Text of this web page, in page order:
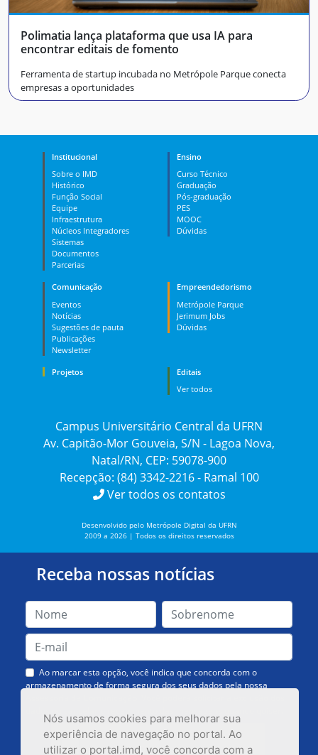
Nós usamos cookies para melhorar sua
experiência de navegação no portal. Ao
utilizar o portal.imd, você concorda com a
Polimatia lança plataforma que usa IA para
encontrar editais de fomento
Ferramenta de startup incubada no Metrópole Parque conecta
empresas a oportunidades
Institucional
Sobre o IMD
Histórico
Função Social
Equipe
Infraestrutura
Núcleos Integradores
Sistemas
Documentos
Parcerias
Ensino
Curso Técnico
Graduação
Pós-graduação
PES
MOOC
Dúvidas
Comunicação
Eventos
Notícias
Sugestões de pauta
Publicações
Newsletter
Empreendedorismo
Metrópole Parque
Jerimum Jobs
Dúvidas
Projetos
Editais
Ver todos
Campus Universitário Central da UFRN
Av. Capitão-Mor Gouveia, S/N - Lagoa Nova,
Natal/RN, CEP: 59078-900
Recepção: (84) 3342-2216 - Ramal 100
Ver todos os contatos
Desenvolvido pelo Metrópole Digital da UFRN
2009 a 2026 | Todos os direitos reservados
Receba nossas notícias
Ao marcar esta opção, você indica que concorda com o
armazenamento de forma segura dos seus dados pela nossa